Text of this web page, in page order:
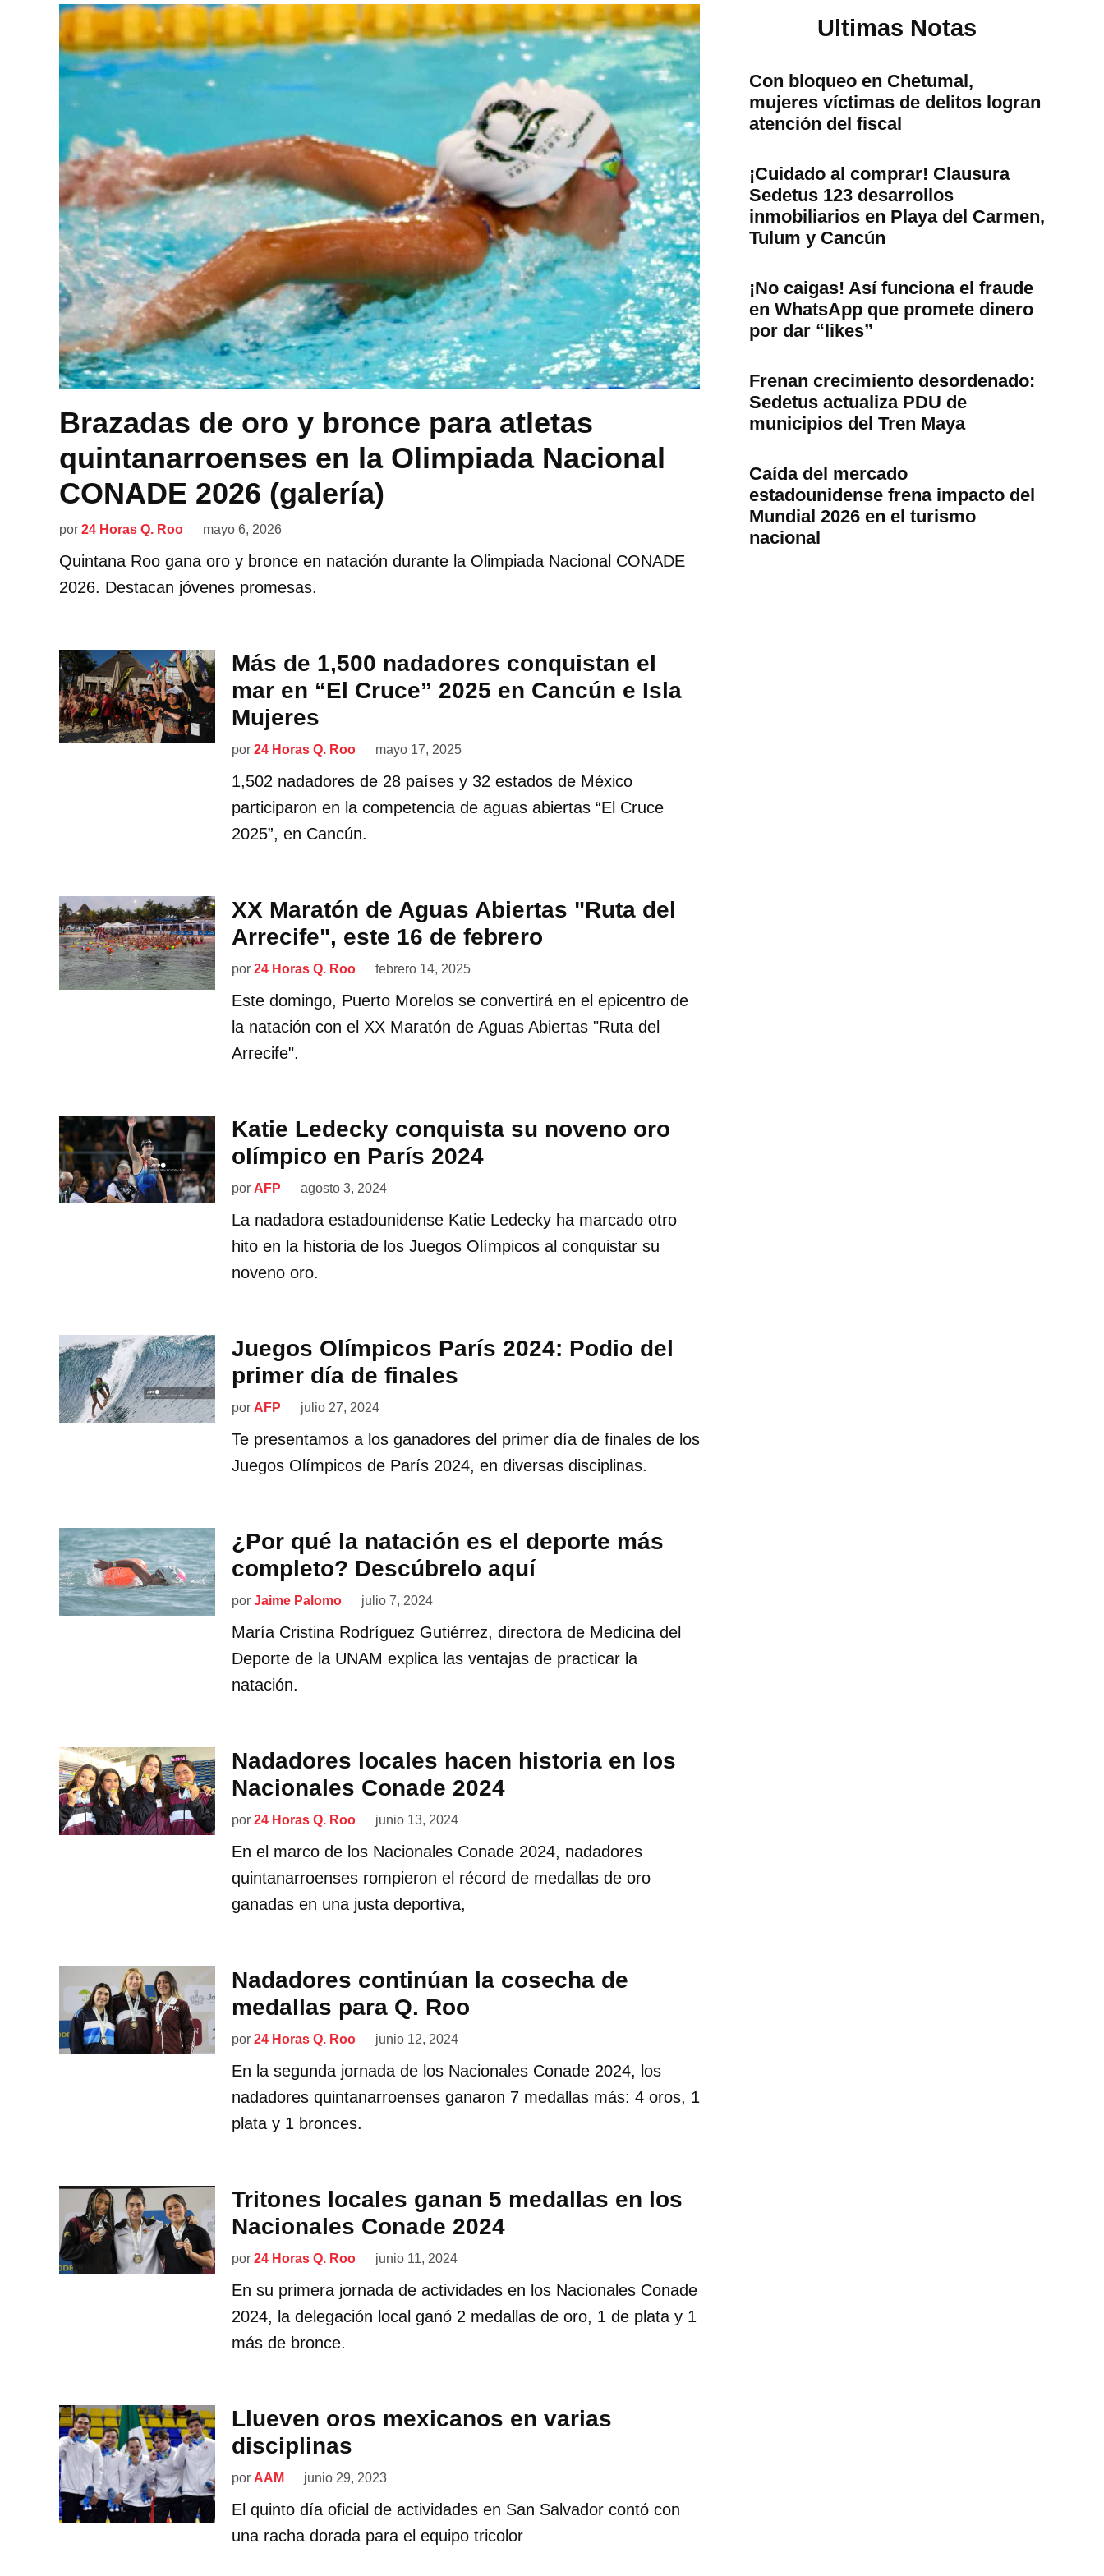
Brazadas de oro y bronce para atletas
quintanarroenses en la Olimpiada Nacional
CONADE 2026 (galería)
por 24 Horas Q. Roo mayo 6, 2026
Quintana Roo gana oro y bronce en natación durante la Olimpiada Nacional CONADE
2026. Destacan jóvenes promesas.
Más de 1,500 nadadores conquistan el
mar en “El Cruce” 2025 en Cancún e Isla
Mujeres
por 24 Horas Q. Roo mayo 17, 2025
1,502 nadadores de 28 países y 32 estados de México
participaron en la competencia de aguas abiertas “El Cruce
2025”, en Cancún.
XX Maratón de Aguas Abiertas "Ruta del
Arrecife", este 16 de febrero
por 24 Horas Q. Roo febrero 14, 2025
Este domingo, Puerto Morelos se convertirá en el epicentro de
la natación con el XX Maratón de Aguas Abiertas "Ruta del
Arrecife".
Katie Ledecky conquista su noveno oro
olímpico en París 2024
por AFP agosto 3, 2024
La nadadora estadounidense Katie Ledecky ha marcado otro
hito en la historia de los Juegos Olímpicos al conquistar su
noveno oro.
Juegos Olímpicos París 2024: Podio del
primer día de finales
por AFP julio 27, 2024
Te presentamos a los ganadores del primer día de finales de los
Juegos Olímpicos de París 2024, en diversas disciplinas.
¿Por qué la natación es el deporte más
completo? Descúbrelo aquí
por Jaime Palomo julio 7, 2024
María Cristina Rodríguez Gutiérrez, directora de Medicina del
Deporte de la UNAM explica las ventajas de practicar la
natación.
Nadadores locales hacen historia en los
Nacionales Conade 2024
por 24 Horas Q. Roo junio 13, 2024
En el marco de los Nacionales Conade 2024, nadadores
quintanarroenses rompieron el récord de medallas de oro
ganadas en una justa deportiva,
Nadadores continúan la cosecha de
medallas para Q. Roo
por 24 Horas Q. Roo junio 12, 2024
En la segunda jornada de los Nacionales Conade 2024, los
nadadores quintanarroenses ganaron 7 medallas más: 4 oros, 1
plata y 1 bronces.
Tritones locales ganan 5 medallas en los
Nacionales Conade 2024
por 24 Horas Q. Roo junio 11, 2024
En su primera jornada de actividades en los Nacionales Conade
2024, la delegación local ganó 2 medallas de oro, 1 de plata y 1
más de bronce.
Llueven oros mexicanos en varias
disciplinas
por AAM junio 29, 2023
El quinto día oficial de actividades en San Salvador contó con
una racha dorada para el equipo tricolor
Ultimas Notas
Con bloqueo en Chetumal,
mujeres víctimas de delitos logran
atención del fiscal
¡Cuidado al comprar! Clausura
Sedetus 123 desarrollos
inmobiliarios en Playa del Carmen,
Tulum y Cancún
¡No caigas! Así funciona el fraude
en WhatsApp que promete dinero
por dar “likes”
Frenan crecimiento desordenado:
Sedetus actualiza PDU de
municipios del Tren Maya
Caída del mercado
estadounidense frena impacto del
Mundial 2026 en el turismo
nacional